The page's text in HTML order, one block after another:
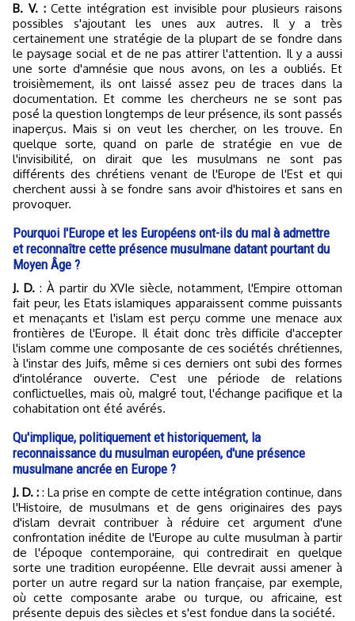
B. V. :Cette intégration est invisible pour plusieurs raisons
possibles s'ajoutant les unes aux autres. Il y a très
certainement une stratégie de la plupart de se fondre dans
le paysage social et de ne pas attirer l'attention. Il y a aussi
une sorte d'amnésie que nous avons, on les a oubliés. Et
troisièmement, ils ont laissé assez peu de traces dans la
documentation. Et comme les chercheurs ne se sont pas
posé la question longtemps de leur présence, ils sont passés
inaperçus. Mais si on veut les chercher, on les trouve. En
quelque sorte, quand on parle de stratégie en vue de
l'invisibilité, on dirait que les musulmans ne sont pas
différents des chrétiens venant de l'Europe de l'Est et qui
cherchent aussi à se fondre sans avoir d'histoires et sans en
provoquer.
Pourquoi l'Europe et les Européens ont-ils du mal à admettre
et reconnaître cette présence musulmane datant pourtant du
Moyen Âge ?
J. D.: À partir du XVIe siècle, notamment, l'Empire ottoman
fait peur, les Etats islamiques apparaissent comme puissants
et menaçants et l'islam est perçu comme une menace aux
frontières de l'Europe. Il était donc très difficile d'accepter
l'islam comme une composante de ces sociétés chrétiennes,
à l'instar des Juifs, même si ces derniers ont subi des formes
d'intolérance ouverte. C'est une période de relations
conflictuelles, mais où, malgré tout, l'échange pacifique et la
cohabitation ont été avérés.
Qu'implique, politiquement et historiquement, la
reconnaissance du musulman européen, d'une présence
musulmane ancrée en Europe ?
J. D. : : La prise en compte de cette intégration continue, dans
l'Histoire, de musulmans et de gens originaires des pays
d'islam devrait contribuer à réduire cet argument d'une
confrontation inédite de l'Europe au culte musulman à partir
de l'époque contemporaine, qui contredirait en quelque
sorte une tradition européenne. Elle devrait aussi amener à
porter un autre regard sur la nation française, par exemple,
où cette composante arabe ou turque, ou africaine, est
présente depuis des siècles et s'est fondue dans la société.